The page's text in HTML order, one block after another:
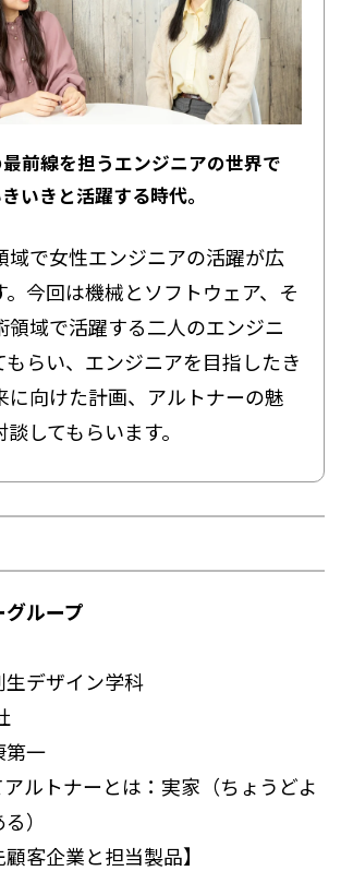
前線を担うエンジニアの世界で
いきと活躍する時代。
域で女性エンジニアの活躍が広
。今回は機械とソフトウェア、そ
領域で活躍する二人のエンジニ
もらい、エンジニアを目指したき
に向けた計画、アルトナーの魅
してもらいます。
ループ
デザイン学科
第一
ルトナーとは：実家（ちょうどよ
）
顧客企業と担当製品】